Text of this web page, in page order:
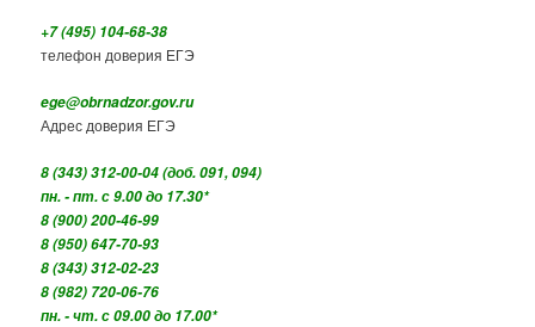
+7 (495) 104-68-38
телефон доверия ЕГЭ
ege@obrnadzor.gov.ru
Адрес доверия ЕГЭ
8 (343) 312-00-04 (доб. 091, 094)
пн. - пт. с 9.00 до 17.30*
8 (900) 200-46-99
8 (950) 647-70-93
8 (343) 312-02-23
8 (982) 720-06-76
пн. - чт. с 09.00 до 17.00*